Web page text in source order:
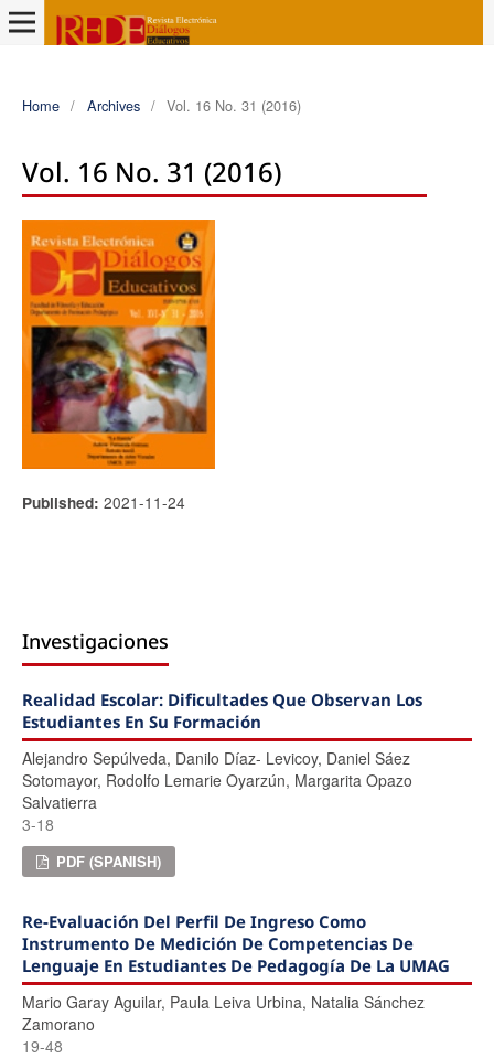
Home / Archives / Vol. 16 No. 31 (2016)
Vol. 16 No. 31 (2016)
Published: 2021-11-24
Investigaciones
Realidad Escolar: Dificultades Que Observan Los
Estudiantes En Su Formación
Alejandro Sepúlveda, Danilo Dí­az- Levicoy, Daniel Sáez
Sotomayor, Rodolfo Lemarie Oyarzún, Margarita Opazo
Salvatierra
3-18
PDF (SPANISH)
Re-Evaluación Del Perfil De Ingreso Como
Instrumento De Medición De Competencias De
Lenguaje En Estudiantes De Pedagogía De La UMAG
Mario Garay Aguilar, Paula Leiva Urbina, Natalia Sánchez
Zamorano
19-48